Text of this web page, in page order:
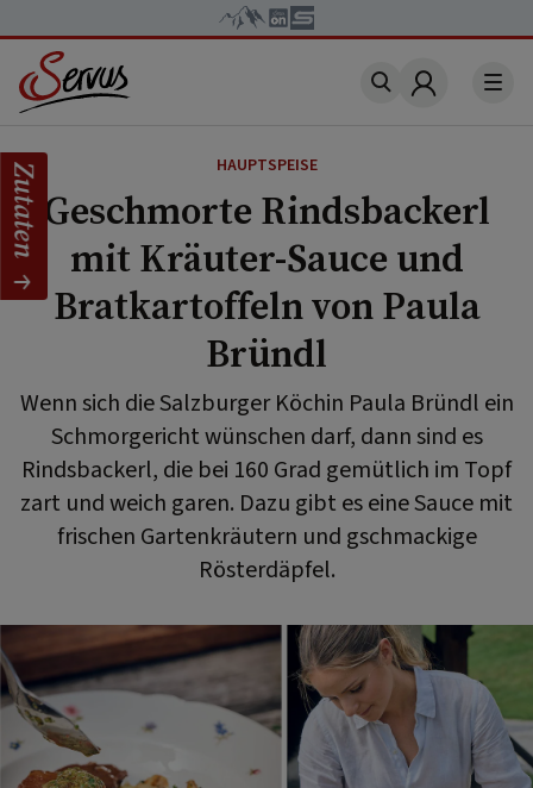
Account
HAUPTSPEISE
Geschmorte Rindsbackerl
mit Kräuter-Sauce und
Bratkartoffeln von Paula
Bründl
Wenn sich die Salzburger Köchin Paula Bründl ein
Schmorgericht wünschen darf, dann sind es
Rindsbackerl, die bei 160 Grad gemütlich im Topf
zart und weich garen. Dazu gibt es eine Sauce mit
frischen Gartenkräutern und gschmackige
Rösterdäpfel.
Zutaten